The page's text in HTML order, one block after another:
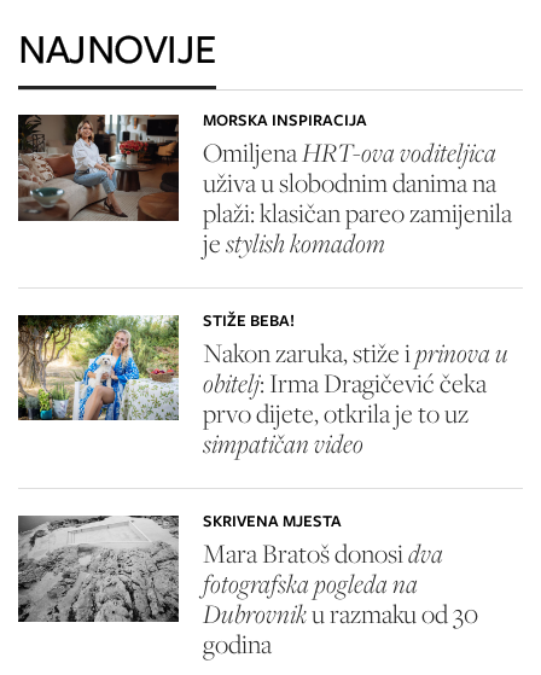
NAJNOVIJE
MORSKA INSPIRACIJA
OmiljenaHRT-ova voditeljica
uživa u slobodnim danima na
plaži: klasičan pareo zamijenila
jestylish komadom
STIŽE BEBA!
Nakon zaruka, stiže iprinova u
obitelj: Irma Dragičević čeka
prvo dijete, otkrila je to uz
simpatičan video
SKRIVENA MJESTA
Mara Bratoš donosidva
fotografska pogleda na
Dubrovniku razmaku od 30
godina